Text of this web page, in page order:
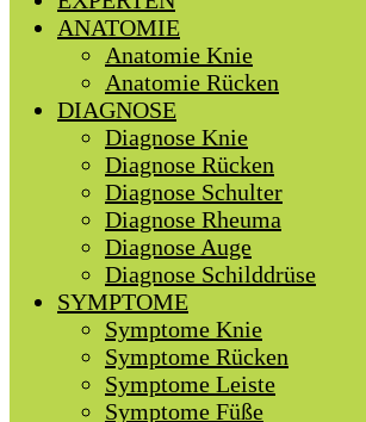
ANATOMIE
Anatomie Knie
Anatomie Rücken
DIAGNOSE
Diagnose Knie
Diagnose Rücken
Diagnose Schulter
Diagnose Rheuma
Diagnose Auge
Diagnose Schilddrüse
SYMPTOME
Symptome Knie
Symptome Rücken
Symptome Leiste
Symptome Füße